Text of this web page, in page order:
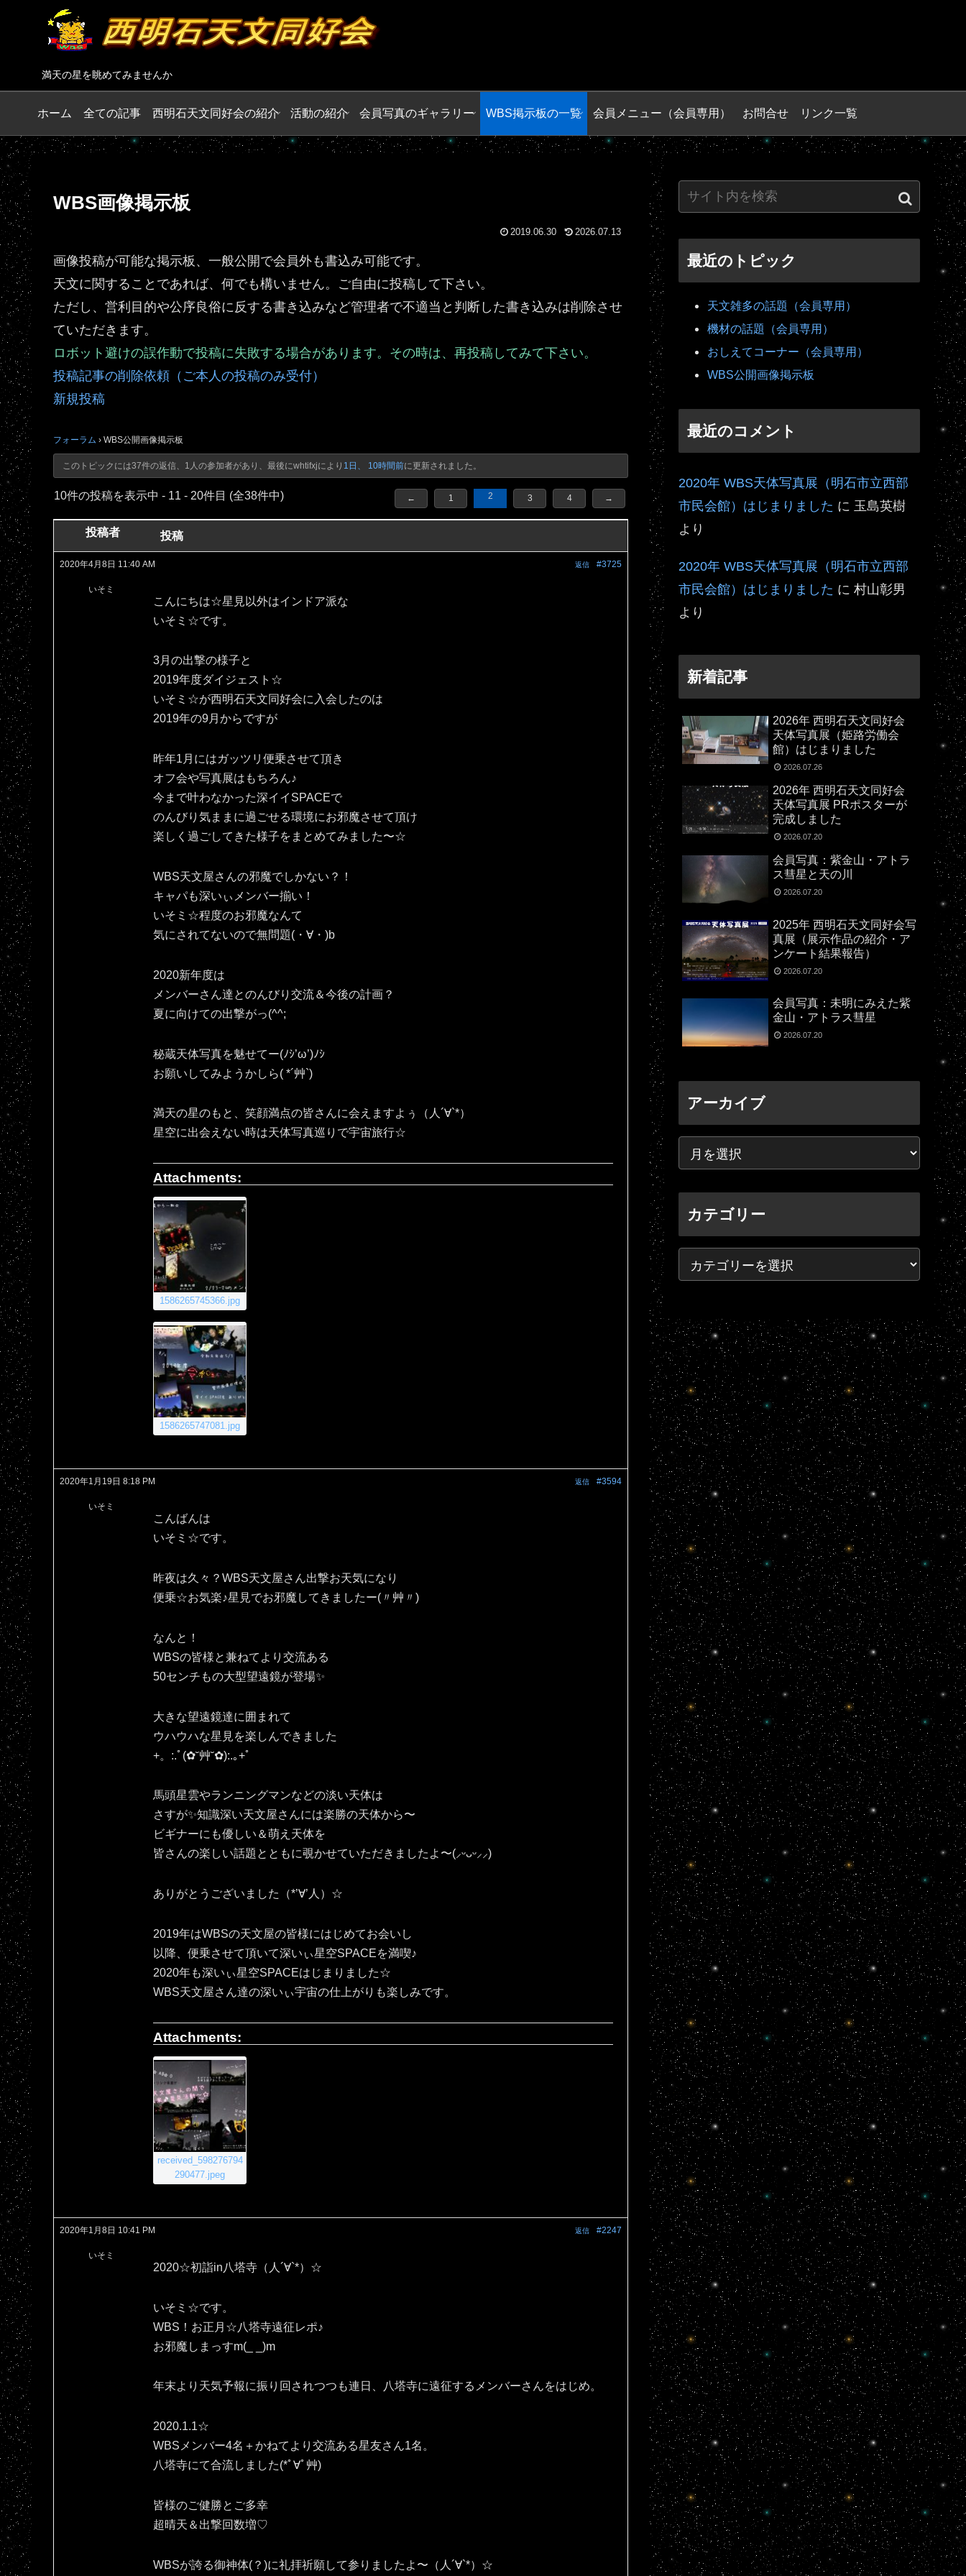
満天の星を眺めてみませんか
ホーム 全ての記事 西明石天文同好会の紹介 活動の紹介 会員写真のギャラリー WBS掲示板の一覧 会員メニュー（会員専用） お問合せ リンク一覧
WBS画像掲示板
2019.06.30 2026.07.13
画像投稿が可能な掲示板、一般公開で会員外も書込み可能です。
天文に関することであれば、何でも構いません。ご自由に投稿して下さい。
ただし、営利目的や公序良俗に反する書き込みなど管理者で不適当と判断した書き込みは削除させ
ていただきます。
ロボット避けの誤作動で投稿に失敗する場合があります。その時は、再投稿してみて下さい。
投稿記事の削除依頼（ご本人の投稿のみ受付）
新規投稿
フォーラム › WBS公開画像掲示板
このトピックには37件の返信、1人の参加者があり、最後にwhtifxjにより 1日、 10時間前に更新されました。
10件の投稿を表示中 - 11 - 20件目 (全38件中) ← 1 2 3 4 →
投稿者 投稿
2020年4月8日 11:40 AM #3725
返信
いそミ
こんにちは☆星見以外はインドア派な
いそミ☆です。
3月の出撃の様子と
2019年度ダイジェスト☆
いそミ☆が西明石天文同好会に入会したのは
2019年の9月からですが
昨年1月にはガッツリ便乗させて頂き
オフ会や写真展はもちろん♪
今まで叶わなかった深イイSPACEで
のんびり気ままに過ごせる環境にお邪魔させて頂け
楽しく過ごしてきた様子をまとめてみました〜☆
WBS天文屋さんの邪魔でしかない？！
キャパも深いぃメンバー揃い！
いそミ☆程度のお邪魔なんて
気にされてないので無問題(・∀・)b
2020新年度は
メンバーさん達とのんびり交流＆今後の計画？
夏に向けての出撃がっ(^^;
秘蔵天体写真を魅せてー(ﾉｼ’ω’)ﾉｼ
お願いしてみようかしら( *´艸`)
満天の星のもと、笑顔満点の皆さんに会えますよぅ（人´∀`*）
星空に出会えない時は天体写真巡りで宇宙旅行☆
Attachments:
1586265745366.jpg
1586265747081.jpg
2020年1月19日 8:18 PM #3594
返信
いそミ
こんばんは
いそミ☆です。
昨夜は久々？WBS天文屋さん出撃お天気になり
便乗☆お気楽♪星見でお邪魔してきましたー(〃艸〃)
なんと！
WBSの皆様と兼ねてより交流ある
50センチもの大型望遠鏡が登場✨
大きな望遠鏡達に囲まれて
ウハウハな星見を楽しんできました
+。:.ﾟ(✿˘艸˘✿):.｡+ﾟ
馬頭星雲やランニングマンなどの淡い天体は
さすが✨知識深い天文屋さんには楽勝の天体から〜
ビギナーにも優しい＆萌え天体を
皆さんの楽しい話題とともに覗かせていただきましたよ〜(⸝ᵕᴗᵕ⸝⸝)
ありがとうございました（*’∀’人）☆
2019年はWBSの天文屋の皆様にはじめてお会いし
以降、便乗させて頂いて深いぃ星空SPACEを満喫♪
2020年も深いぃ星空SPACEはじまりました☆
WBS天文屋さん達の深いぃ宇宙の仕上がりも楽しみです。
Attachments:
received_598276794
290477.jpeg
2020年1月8日 10:41 PM #2247
返信
いそミ
2020☆初詣in八塔寺（人´∀`*）☆
いそミ☆です。
WBS！お正月☆八塔寺遠征レポ♪
お邪魔しまっすm(_ _)m
年末より天気予報に振り回されつつも連日、八塔寺に遠征するメンバーさんをはじめ。
2020.1.1☆
WBSメンバー4名＋かねてより交流ある星友さん1名。
八塔寺にて合流しました(*ﾟ∀ﾟ艸)
皆様のご健勝とご多幸
超晴天＆出撃回数増♡
WBSが誇る御神体(？)に礼拝祈願して参りましたよ〜（人´∀`*）☆
最近のトピック
天文雑多の話題（会員専用）
機材の話題（会員専用）
おしえてコーナー（会員専用）
WBS公開画像掲示板
最近のコメント
2020年 WBS天体写真展（明石市立西部
市民会館）はじまりました に 玉島英樹
より
2020年 WBS天体写真展（明石市立西部
市民会館）はじまりました に 村山彰男
より
新着記事
2026年 西明石天文同好会
天体写真展（姫路労働会
館）はじまりました
2026.07.26
2026年 西明石天文同好会
天体写真展 PRポスターが
完成しました
2026.07.20
会員写真：紫金山・アトラ
ス彗星と天の川
2026.07.20
2025年 西明石天文同好会写
真展（展示作品の紹介・ア
ンケート結果報告）
2026.07.20
会員写真：未明にみえた紫
金山・アトラス彗星
2026.07.20
アーカイブ
カテゴリー